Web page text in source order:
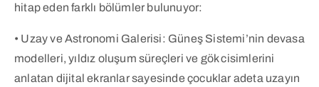
hitap eden farklı bölümler bulunuyor:
• Uzay ve Astronomi Galerisi: Güneş Sistemi’nin devasa
modelleri, yıldız oluşum süreçleri ve gök cisimlerini
anlatan dijital ekranlar sayesinde çocuklar adeta uzayın